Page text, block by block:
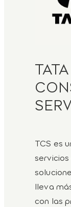
TATA
TCS es
lleva
con las